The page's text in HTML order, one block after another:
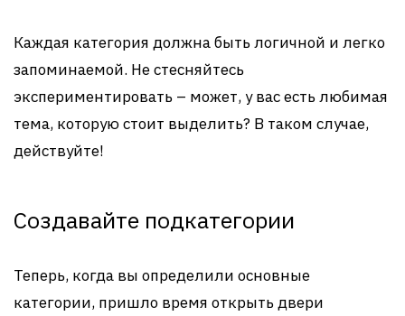
Каждая категория должна быть логичной и легко
запоминаемой. Не стесняйтесь
экспериментировать – может, у вас есть любимая
тема, которую стоит выделить? В таком случае,
действуйте!
Создавайте подкатегории
Теперь, когда вы определили основные
категории, пришло время открыть двери